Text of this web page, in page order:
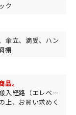
ク
傘立、滴受、ハン
棚
。
入経路（エレベー
上、お買い求めく